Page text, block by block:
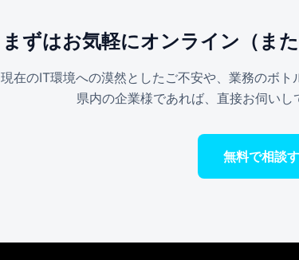
まずはお気軽にオンライン（ま
現在のIT環境への漠然としたご不安や、業務のボ
県内の企業様であれば、直接お伺いし
無料で相談